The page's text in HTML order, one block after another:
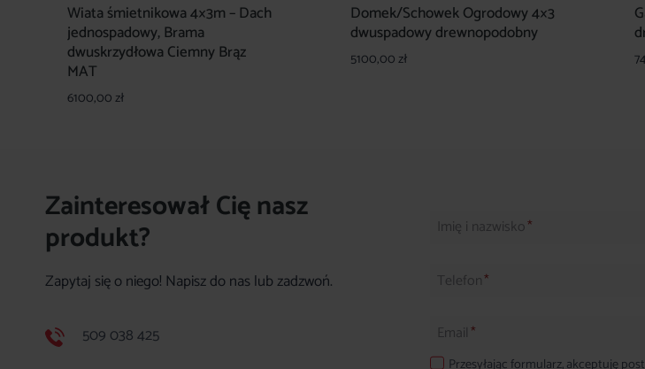
Wiata śmietnikowa 4×3m – Dach
jednospadowy, Brama
dwuskrzydłowa Ciemny Brąz
MAT
6100,00zł
Domek/Schowek Ogrodowy 4×3
dwuspadowy drewnopodobny
5100,00zł
Zainteresował Cię nasz
produkt?
Zapytaj się o niego! Napisz do nas lub zadzwoń.
509 038 425
Imię i nazwisko*
Telefon*
Email *
Przesyłając formularz, akceptuję